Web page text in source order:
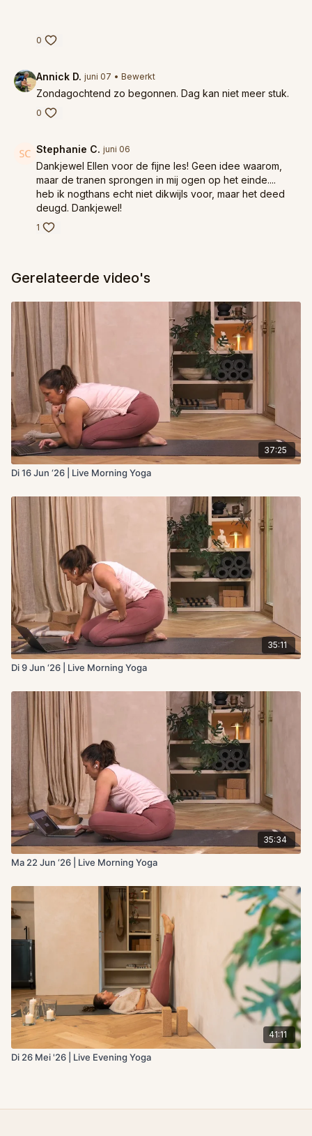
0
Annick D. juni 07 • Bewerkt
Zondagochtend zo begonnen. Dag kan niet meer stuk.
0
Stephanie C. juni 06
Dankjewel Ellen voor de fijne les! Geen idee waarom,
maar de tranen sprongen in mij ogen op het einde....
heb ik nogthans echt niet dikwijls voor, maar het deed
deugd. Dankjewel!
1
Gerelateerde video's
37:25
Di 16 Jun ‘26 | Live Morning Yoga
35:11
Di 9 Jun ‘26 | Live Morning Yoga
35:34
Ma 22 Jun ‘26 | Live Morning Yoga
41:11
Di 26 Mei '26 | Live Evening Yoga